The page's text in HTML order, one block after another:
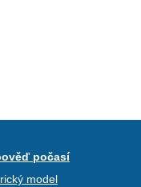
počasí
model